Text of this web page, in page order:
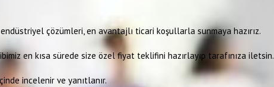
çözümleri, en avantajlı ticari koşullarla sunmaya hazırız.
en kısa sürede size özel fiyat teklifini hazırlayıp tarafınıza iletsin.
incelenir ve yanıtlanır.